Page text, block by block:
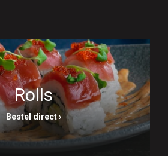
Rolls
Bestel direct ›